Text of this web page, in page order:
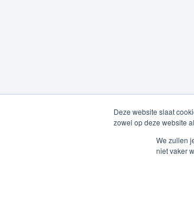
Deze website slaat
zowel op deze website
We zullen
niet vaker